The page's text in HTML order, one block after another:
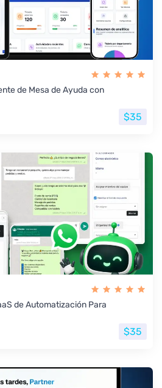
de Mesa de Ayuda con
$35
de Automatización Para
$35